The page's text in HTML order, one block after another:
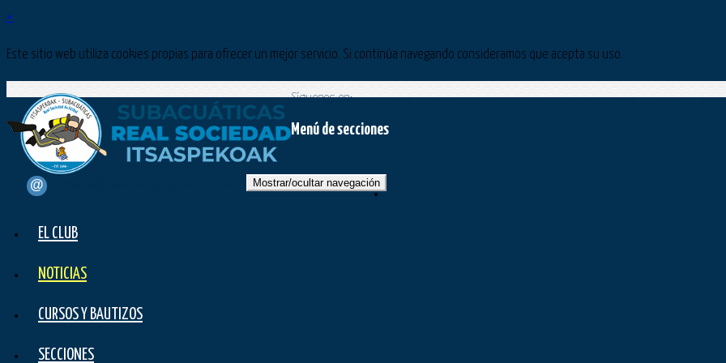
×
Este sitio web utiliza cookies propias para ofrecer un mejor servicio. Si continúa navegando consideramos que acepta su uso.
Síguenos en:
Menú de secciones
Mostrar/ocultar navegación
EL CLUB
NOTICIAS
CURSOS Y BAUTIZOS
SECCIONES